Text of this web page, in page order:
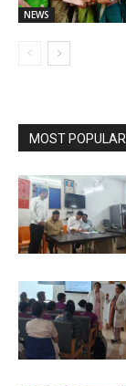
NEWS
MOST POPULAR